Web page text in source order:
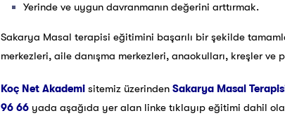
Yerinde ve uygun davranmanın değerini arttırmak.
Sakarya Masal terapisi eğitimini başarılı bir şekilde
merkezleri, aile danışma merkezleri, anaokulları, kreşler
Koç Net Akademi sitemiz üzerinden Sakarya Masal
96 66 yada aşağıda yer alan linke tıklayıp eğitimi dahil